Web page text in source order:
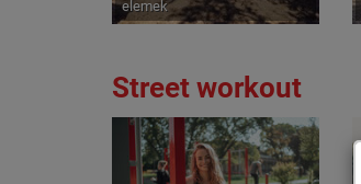
elemek
Street workout